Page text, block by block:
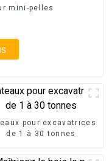
mini-pelles
pour excavatrices
de 1 à 30 tonnes